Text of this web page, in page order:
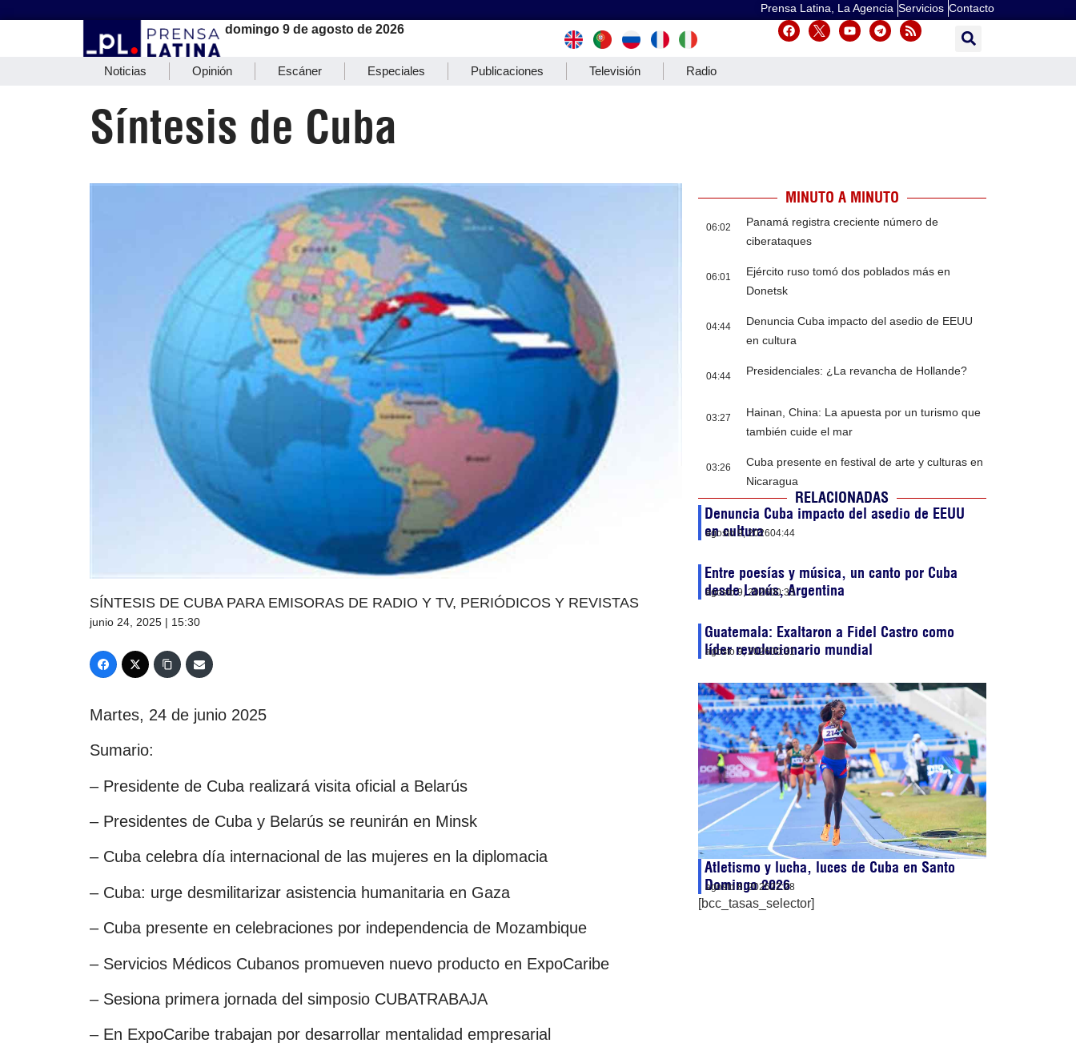
Prensa Latina, La Agencia Servicios Contacto
domingo 9 de agosto de 2026
Noticias Opinión Escáner Especiales Publicaciones Televisión Radio
Síntesis de Cuba
SÍNTESIS DE CUBA PARA EMISORAS DE RADIO Y TV, PERIÓDICOS Y REVISTAS
junio 24, 2025 | 15:30
Martes, 24 de junio 2025
Sumario:
– Presidente de Cuba realizará visita oficial a Belarús
– Presidentes de Cuba y Belarús se reunirán en Minsk
– Cuba celebra día internacional de las mujeres en la diplomacia
– Cuba: urge desmilitarizar asistencia humanitaria en Gaza
– Cuba presente en celebraciones por independencia de Mozambique
– Servicios Médicos Cubanos promueven nuevo producto en ExpoCaribe
– Sesiona primera jornada del simposio CUBATRABAJA
– En ExpoCaribe trabajan por desarrollar mentalidad empresarial
MINUTO A MINUTO
06:02
Panamá registra creciente número de
ciberataques
06:01
Ejército ruso tomó dos poblados más en
Donetsk
04:44
Denuncia Cuba impacto del asedio de EEUU
en cultura
04:44 Presidenciales: ¿La revancha de Hollande?
03:27
Hainan, China: La apuesta por un turismo que
también cuide el mar
03:26
Cuba presente en festival de arte y culturas en
Nicaragua
RELACIONADAS
Denuncia Cuba impacto del asedio de EEUU
en cultura
agosto 9, 202604:44
Entre poesías y música, un canto por Cuba
desde Lanús, Argentina
agosto 9, 202600:33
Guatemala: Exaltaron a Fidel Castro como
líder revolucionario mundial
agosto 9, 202600:31
Atletismo y lucha, luces de Cuba en Santo
Domingo 2026
agosto 8, 202622:28
[bcc_tasas_selector]